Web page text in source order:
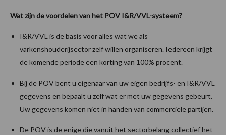
Wat zijn de voordelen van het POV I&R/VVL-systeem?
I&R/VVL is de basis voor alles wat we als
varkenshouderijsector zelf willen organiseren. Iedereen krijgt
de komende periode een korting van 100% procent.
Bij de POV bent u eigenaar van uw eigen bedrijfs- en I&R/VVL
gegevens en bepaalt u zelf wat er met uw gegevens gebeurt.
Uw gegevens komen niet in handen van commerciële partijen.
De POV is de enige die vanuit het sectorbelang collectief het